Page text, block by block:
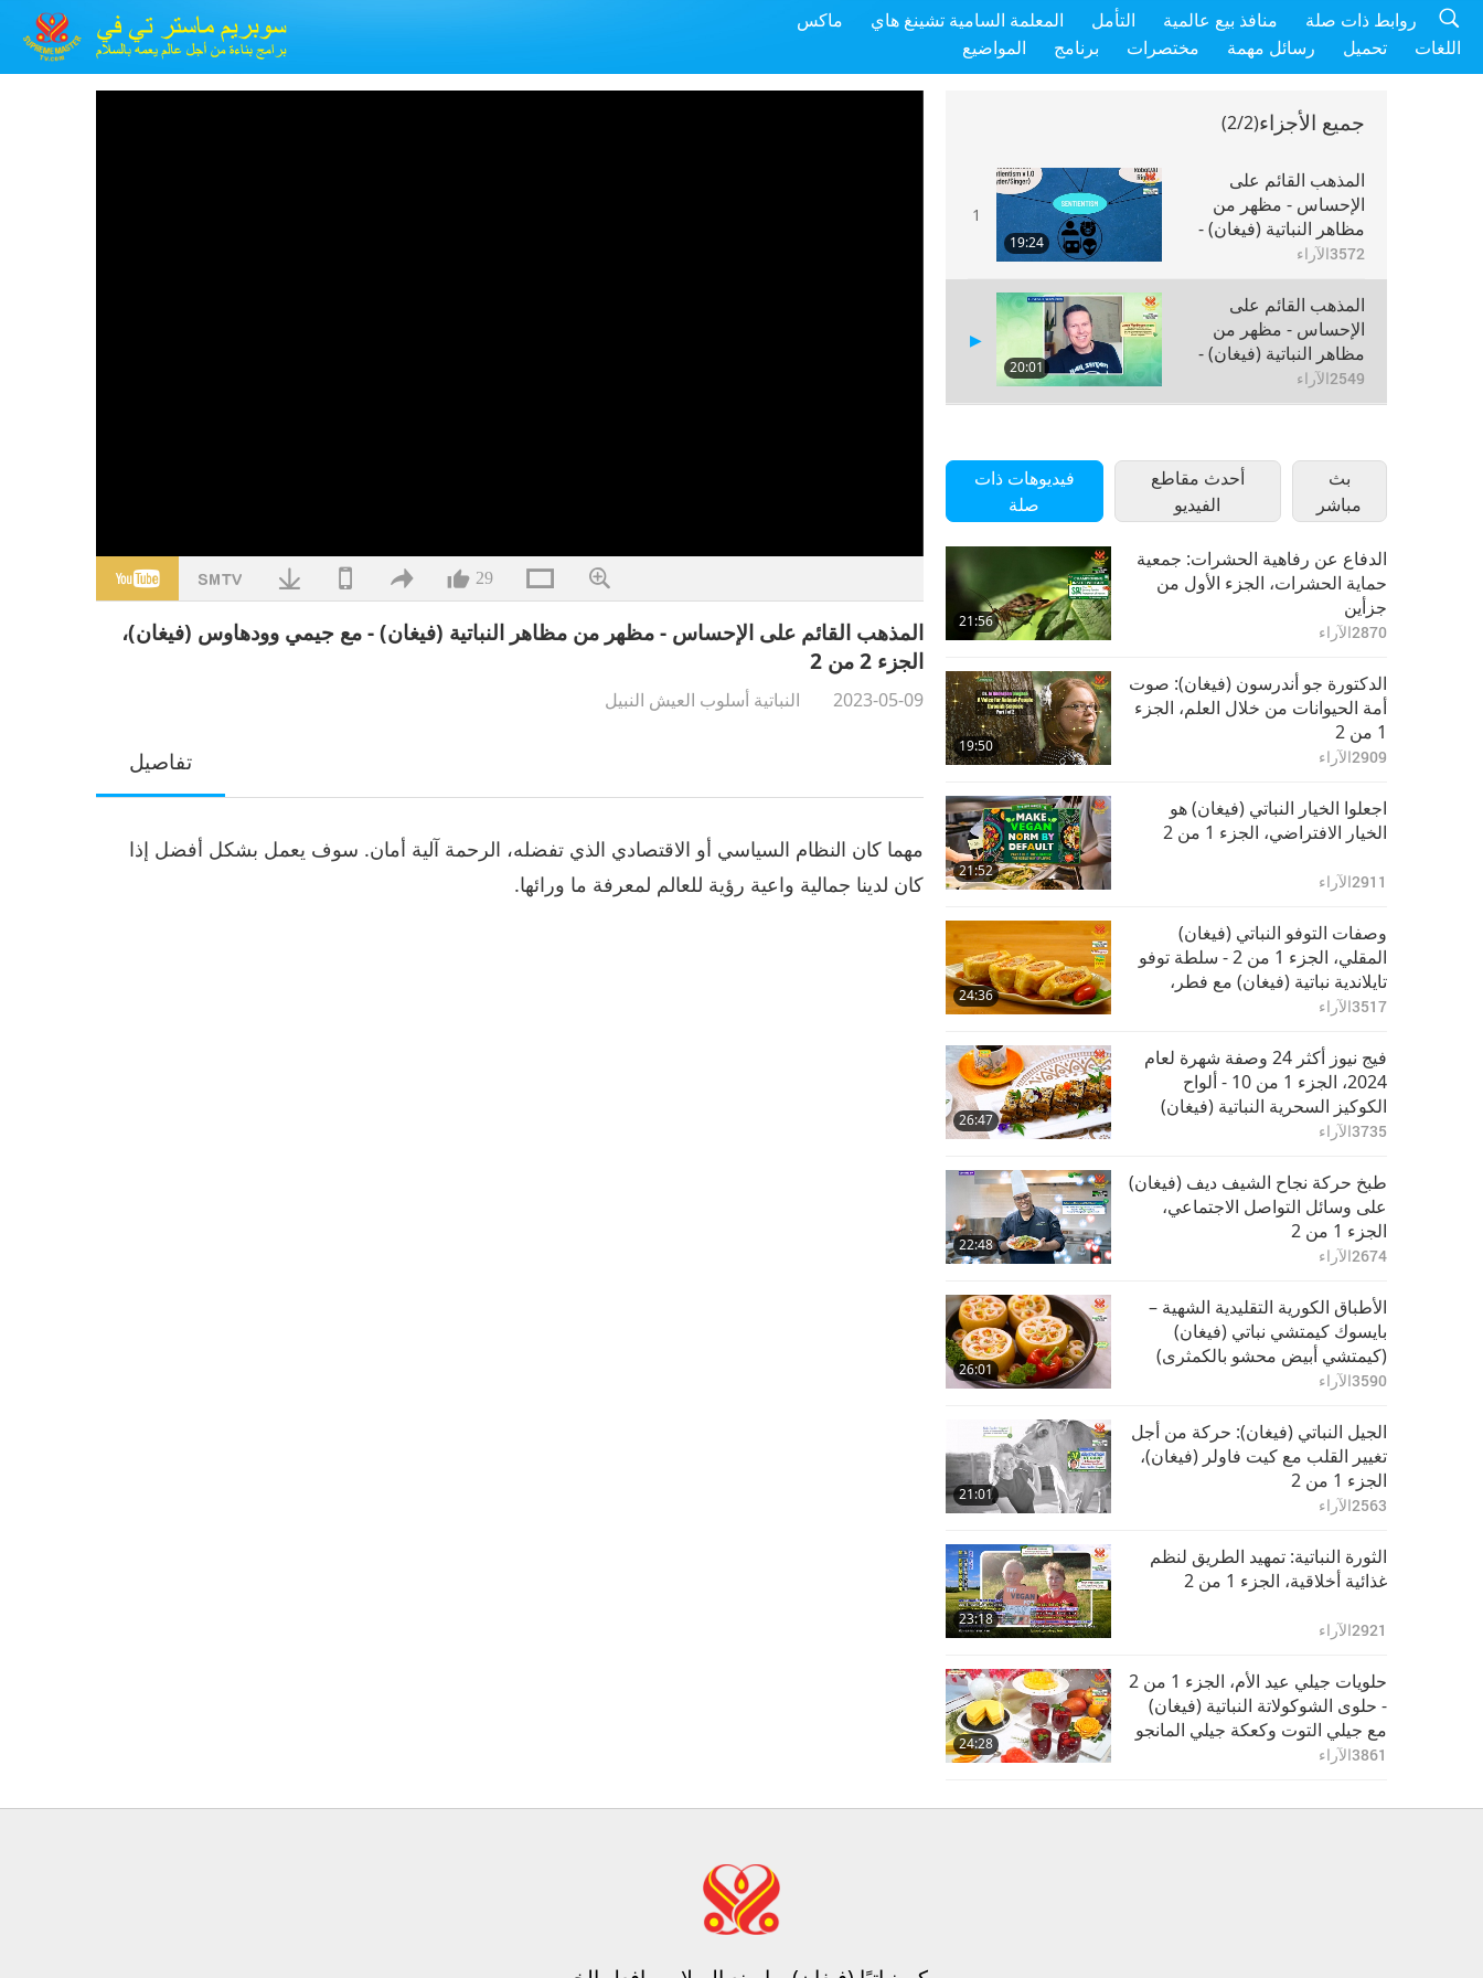
ماكس المعلمة السامية تشينغ هاي التأمل منافذ بيع عالمية
روابط ذات صلة
المواضيع
برنامج مختصرات رسائل مهمة تحميل اللغات
29
المذهب القائم على الإحساس - مظهر من مظاهر النباتية (فيغان) - مع جيمي وودهاوس (فيغان)،
الجزء 2 من 2
2023-05-09 النباتية أسلوب العيش النبيل
تفاصيل
مهما كان النظام السياسي أو الاقتصادي الذي تفضله، الرحمة آلية أمان. سوف يعمل بشكل أفضل إذا
كان لدينا جمالية واعية رؤية للعالم لمعرفة ما ورائها.
جميع الأجزاء(2/2)
1
19:24
المذهب القائم على
الإحساس - مظهر من
مظاهر النباتية (فيغان) -
مع جيمي وودهاوس
(فيغان)، الجزء 1 من 2
3572الآراء
20:01
المذهب القائم على
الإحساس - مظهر من
مظاهر النباتية (فيغان) -
مع جيمي وودهاوس
(فيغان)، الجزء 2 من 2
2549الآراء
فيديوهات ذات
صلة
أحدث مقاطع
الفيديو
بث
مباشر
21:56
الدفاع عن رفاهية الحشرات: جمعية
حماية الحشرات، الجزء الأول من
جزأين
2870الآراء
19:50
الدكتورة جو أندرسون (فيغان): صوت
أمة الحيوانات من خلال العلم، الجزء
1 من 2
2909الآراء
21:52
اجعلوا الخيار النباتي (فيغان) هو
الخيار الافتراضي، الجزء 1 من 2
2911الآراء
24:36
وصفات التوفو النباتي (فيغان)
المقلي، الجزء 1 من 2 - سلطة توفو
تايلاندية نباتية (فيغان) مع فطر،
وجيوب توفو نباتية (فيغان) مع مخلل
3517الآراء
26:47
فيج نيوز أكثر 24 وصفة شهرة لعام
2024، الجزء 1 من 10 - ألواح
الكوكيز السحرية النباتية (فيغان)
بالحليب المكثف النباتي (فيغان)
(فيغان)
3735الآراء
22:48
طبخ حركة نجاح الشيف ديف (فيغان)
على وسائل التواصل الاجتماعي،
الجزء 1 من 2
2674الآراء
26:01
الأطباق الكورية التقليدية الشهية –
بايسوك كيمتشي نباتي (فيغان)
(كيمتشي أبيض محشو بالكمثرى)
وسوجيونغوا نباتي (فيغان) (شراب
3590الآراء
21:01
الجيل النباتي (فيغان): حركة من أجل
تغيير القلب مع كيت فاولر (فيغان)،
الجزء 1 من 2
2563الآراء
23:18
الثورة النباتية: تمهيد الطريق لنظم
غذائية أخلاقية، الجزء 1 من 2
2921الآراء
24:28
حلويات جيلي عيد الأم، الجزء 1 من 2
- حلوى الشوكولاتة النباتية (فيغان)
مع جيلي التوت وكعكة جيلي المانجو
النباتية (فيغان) ذات الطبقتين
3861الآراء